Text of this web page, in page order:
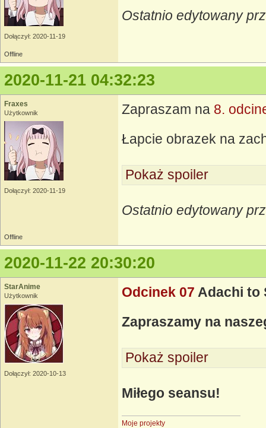
Dołączył: 2020-11-19
Ostatnio edytowany
Offline
2020-11-21 04:32:23
Fraxes
Użytkownik
Dołączył: 2020-11-19
Zapraszam na 8.
Łapcie obrazek na
Pokaż spoiler
Ostatnio edytowany
Offline
2020-11-22 20:30:20
StarAnime
Użytkownik
Dołączył: 2020-10-13
Odcinek 07 Adachi to
Zapraszamy na
Pokaż spoiler
Miłego seansu!
Moje projekty